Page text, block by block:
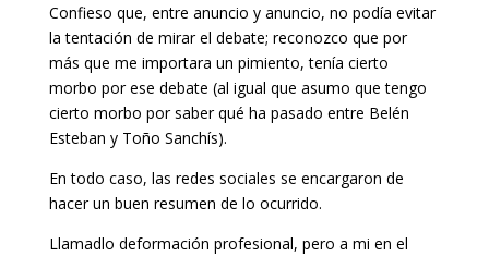
Confieso que, entre anuncio y anuncio, no podía evitar
la tentación de mirar el debate; reconozco que por
más que me importara un pimiento, tenía cierto
morbo por ese debate (al igual que asumo que tengo
cierto morbo por saber qué ha pasado entre Belén
Esteban y Toño Sanchís).
En todo caso, las redes sociales se encargaron de
hacer un buen resumen de lo ocurrido.
Llamadlo deformación profesional, pero a mi en el